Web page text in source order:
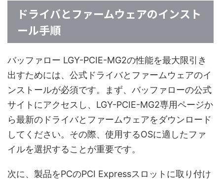
ドライバとファームウェアのインスト
ール手順
バッファロー LGY-PCIE-MG2の性能を最大限引き
出すためには、公式ドライバとファームウェアのイ
ンストールが必須です。まず、バッファローの公式
サイトにアクセスし、LGY-PCIE-MG2専用ページか
ら最新のドライバとファームウェアをダウンロード
してください。その際、使用するOSに適したファ
イルを選択することが重要です。
次に、製品をPCのPCI Expressスロットに取り付け